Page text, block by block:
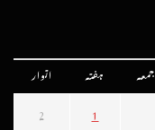
جمعہ ہفتہ اتوار
1
2